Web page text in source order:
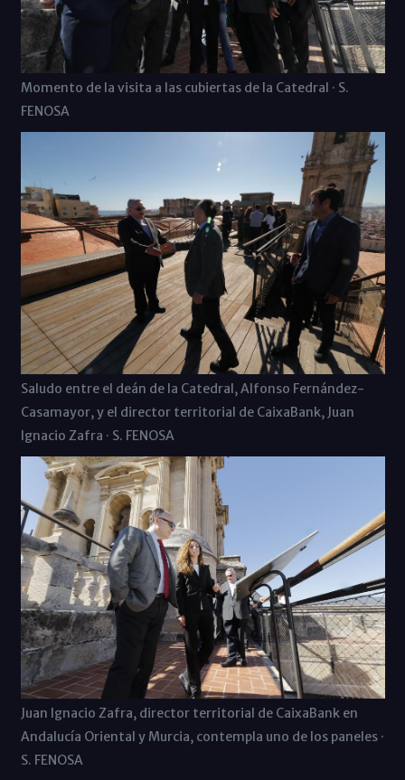
Momento de la visita a las cubiertas de la Catedral · S.
FENOSA
Saludo entre el deán de la Catedral, Alfonso Fernández-
Casamayor, y el director territorial de CaixaBank, Juan
Ignacio Zafra · S. FENOSA
Juan Ignacio Zafra, director territorial de CaixaBank en
Andalucía Oriental y Murcia, contempla uno de los paneles ·
S. FENOSA